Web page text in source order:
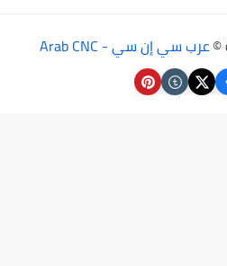
عرب سي إن سي - Arab CNC